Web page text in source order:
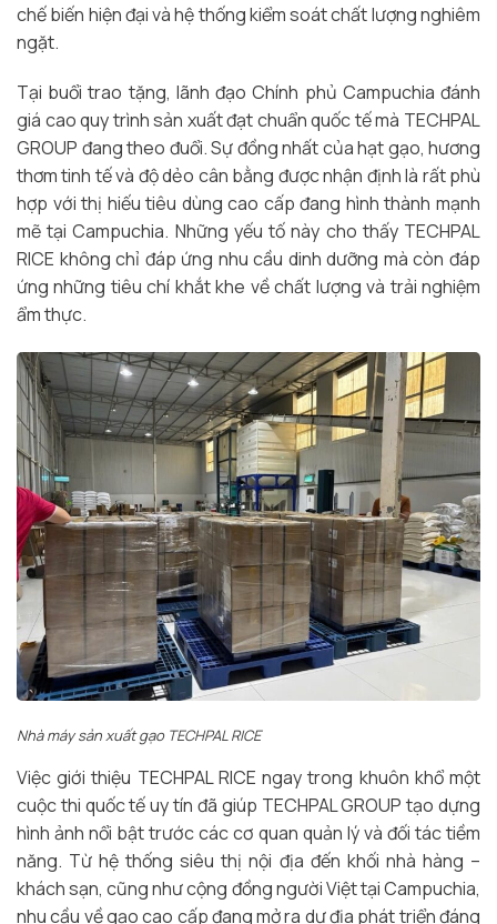
chế biến hiện đại và hệ thống kiểm soát chất lượng nghiêm
ngặt.
Tại buổi trao tặng, lãnh đạo Chính phủ Campuchia đánh
giá cao quy trình sản xuất đạt chuẩn quốc tế mà TECHPAL
GROUP đang theo đuổi. Sự đồng nhất của hạt gạo, hương
thơm tinh tế và độ dẻo cân bằng được nhận định là rất phù
hợp với thị hiếu tiêu dùng cao cấp đang hình thành mạnh
mẽ tại Campuchia. Những yếu tố này cho thấy TECHPAL
RICE không chỉ đáp ứng nhu cầu dinh dưỡng mà còn đáp
ứng những tiêu chí khắt khe về chất lượng và trải nghiệm
ẩm thực.
Nhà máy sản xuất gạo TECHPAL RICE
Việc giới thiệu TECHPAL RICE ngay trong khuôn khổ một
cuộc thi quốc tế uy tín đã giúp TECHPAL GROUP tạo dựng
hình ảnh nổi bật trước các cơ quan quản lý và đối tác tiềm
năng. Từ hệ thống siêu thị nội địa đến khối nhà hàng –
khách sạn, cũng như cộng đồng người Việt tại Campuchia,
nhu cầu về gạo cao cấp đang mở ra dư địa phát triển đáng